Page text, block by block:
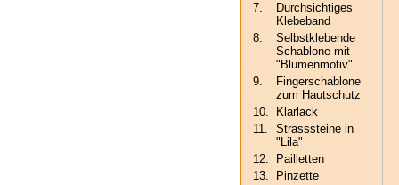
7.
Durchsichtiges
Klebeband
8.
Selbstklebende
Schablone mit
"Blumenmotiv"
9.
Fingerschablone
zum Hautschutz
10.
Klarlack
11.
Strasssteine in
"Lila"
12.
Pailletten
13.
Pinzette